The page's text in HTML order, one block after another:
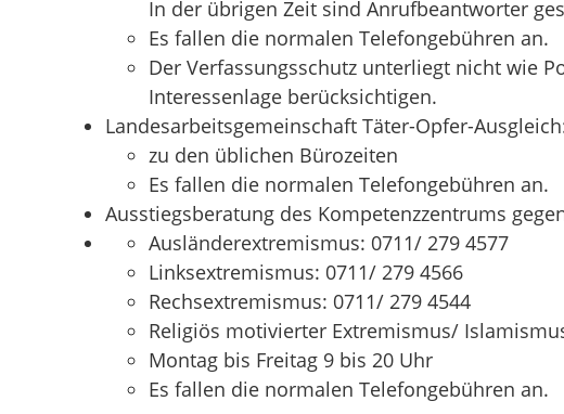
In der übrigen Zeit sind Anrufbeantworter
Es fallen die normalen Telefongebühren an.
Der Verfassungsschutz unterliegt nicht wie
Interessenlage berücksichtigen.
Landesarbeitsgemeinschaft Täter-Opfer-
zu den üblichen Bürozeiten
Es fallen die normalen Telefongebühren an.
Ausstiegsberatung des Kompetenzzentrums
Ausländerextremismus: 0711/ 279 4577
Linksextremismus: 0711/ 279 4566
Rechsextremismus: 0711/ 279 4544
Religiös motivierter Extremismus/
Montag bis Freitag 9 bis 20 Uhr
Es fallen die normalen Telefongebühren an.